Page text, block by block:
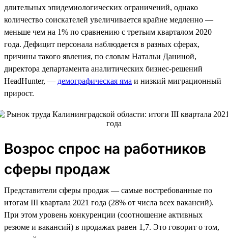
длительных эпидемиологических ограничений, однако
количество соискателей увеличивается крайне медленно —
меньше чем на 1% по сравнению с третьим кварталом 2020
года. Дефицит персонала наблюдается в разных сферах,
причины такого явления, по словам Натальи Даниной,
директора департамента аналитических бизнес-решений
HeadHunter, — демографическая яма и низкий миграционный
прирост.
Возрос спрос на работников
сферы продаж
Представители сферы продаж — самые востребованные по
итогам III квартала 2021 года (28% от числа всех вакансий).
При этом уровень конкуренции (соотношение активных
резюме и вакансий) в продажах равен 1,7. Это говорит о том,